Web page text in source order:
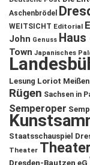
Aschenbrödel
WEITSICHT Editorial
John Genuss
Town Japanisches
Lesung Loriot Meißen
Rügen Sachsen in
Semperoper
Staatsschauspiel
Theater
Dresden-Bautzen eG